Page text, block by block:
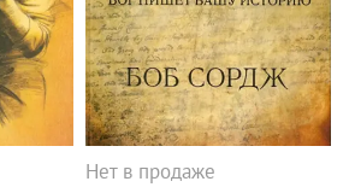
Нет в продаже